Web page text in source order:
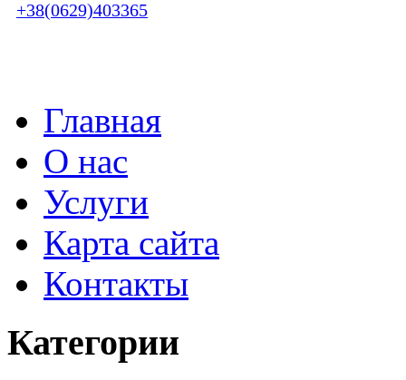
+38(0629)403365
Главная
О нас
Услуги
Карта сайта
Контакты
Категории